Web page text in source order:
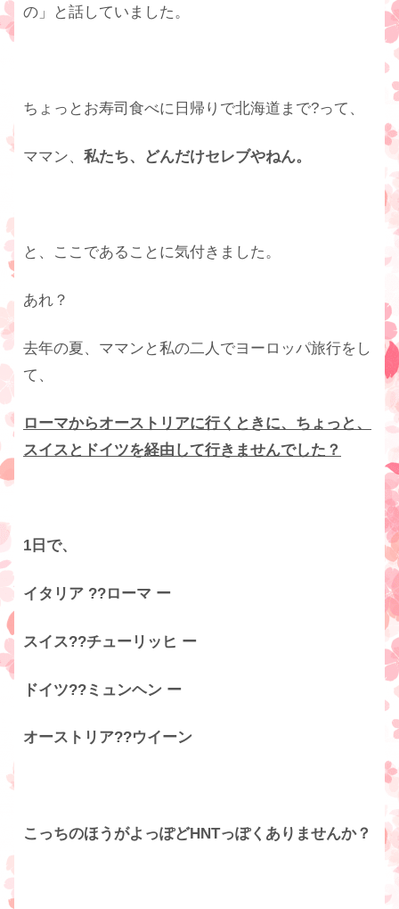
の」と話していました。
ちょっとお寿司食べに日帰りで北海道まで?って、
ママン、 私たち、どんだけセレブやねん。
と、ここであることに気付きました。
あれ？
去年の夏、ママンと私の二人でヨーロッパ旅行をし
て、
ローマからオーストリアに行くときに、ちょっと、
スイスとドイツを経由して行きませんでした？
1日で、
イタリア ??ローマ ー
スイス??チューリッヒ ー
ドイツ??ミュンヘン ー
オーストリア??ウイーン
こっちのほうがよっぽどHNTっぽくありませんか？